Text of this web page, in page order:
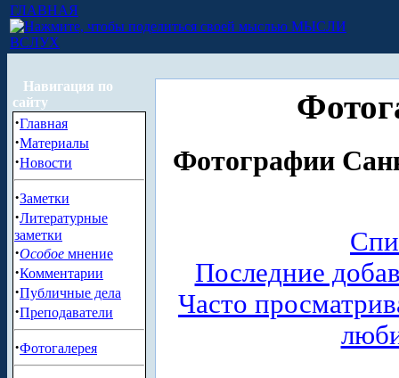
ГЛАВНАЯ
МЫСЛИ
ВСЛУХ
Навигация по
сайту
·Главная
·Материалы
·Новости
·Заметки
·Литературные
заметки
·Особое мнение
·Комментарии
·Публичные дела
·Преподаватели
·Фотогалерея
Фотографии
Последние
Часто